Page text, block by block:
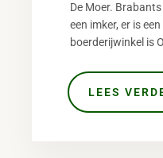
De Moer.
een imker, er is
boerderijwinkel is
LEES